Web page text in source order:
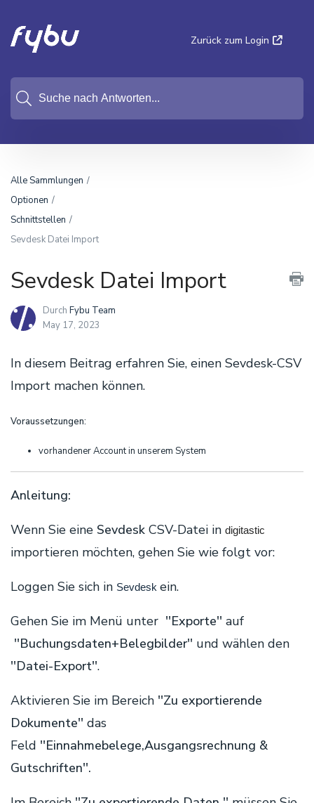
Zurück zum Login
Alle Sammlungen
Optionen
Schnittstellen
Sevdesk Datei Import
Sevdesk Datei Import
Durch Fybu Team
May 17, 2023
In diesem Beitrag erfahren Sie, einen Sevdesk-CSV
Import machen können.
Voraussetzungen:
vorhandener Account in unserem System
Anleitung:
Wenn Sie eine Sevdesk CSV-Datei in digitastic
importieren möchten, gehen Sie wie folgt vor:
Loggen Sie sich in Sevdesk ein.
Gehen Sie im Menü unter ''Exporte'' auf
''Buchungsdaten+Belegbilder'' und wählen den
''Datei-Export''.
Aktivieren Sie im Bereich ''Zu exportierende
Dokumente'' das
Feld ''Einnahmebelege,Ausgangsrechnung &
Gutschriften''.